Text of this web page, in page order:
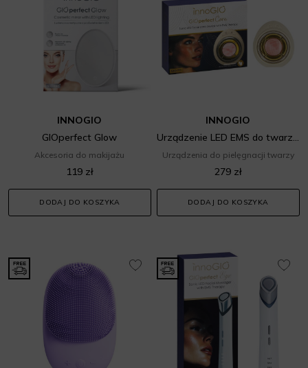
INNOGIO
GIOperfect Glow
Akcesoria do makijażu
119 zł
DODAJ DO KOSZYKA
INNOGIO
Urządzenie LED EMS do twarzy GIO-711
Urządzenia do pielęgnacji twarzy
279 zł
DODAJ DO KOSZYKA